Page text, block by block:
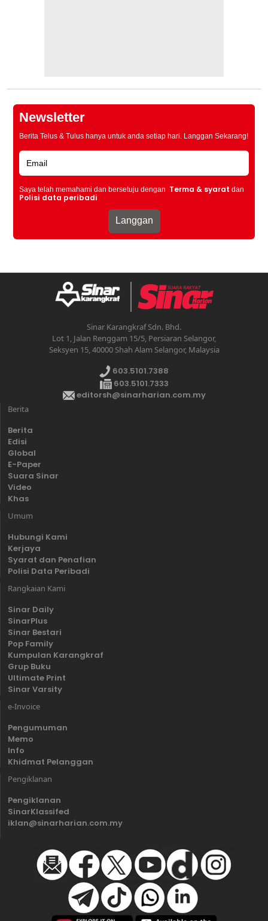
Newsletter
Berita Telus & Tulus hanya untuk anda setiap hari. Langgan Sekarang!
Saya telah memahami dan bersetuju dengan Terma & syarat dan
Polisi data peribadi
Sinar Karangkraf Sdn. Bhd.
Lot 1, Jalan Renggam 15/5, Persiaran Selangor,
Seksyen 15, 40000 Shah Alam Selangor, Malaysia
603.5101.7388
603.5101.7333
editorsh@sinarharian.com.my
Berita
Berita
Edisi
Global
E-Paper
Suara Sinar
Video
Khas
Umum
Hubungi Kami
Kerjaya
Syarat dan Penafian
Polisi Data Peribadi
Rangkaian Kami
Sinar Daily
SinarPlus
Sinar Bestari
Pop Family
Kumpulan Karangkraf
Grup Buku
Ultimate Print
Sinar Varsity
e-Invoice
Pengumuman
Memo
Info
Khidmat Pelanggan
Pengiklanan
Pengiklanan
SinarKlassifed
iklan@sinarharian.com.my